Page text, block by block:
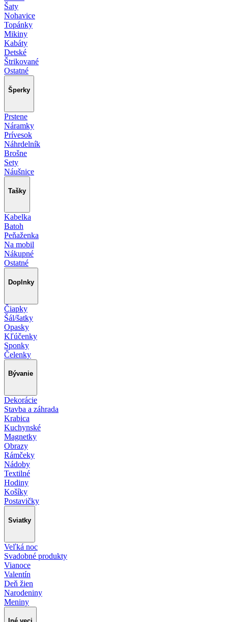
Šaty
Nohavice
Topánky
Mikiny
Kabáty
Detské
Štrikované
Ostatné
Šperky
Prstene
Náramky
Prívesok
Náhrdelník
Brošne
Sety
Náušnice
Tašky
Kabelka
Batoh
Peňaženka
Na mobil
Nákupné
Ostatné
Doplnky
Čiapky
Šál/šatky
Opasky
Kľúčenky
Sponky
Čelenky
Bývanie
Dekorácie
Stavba a záhrada
Krabica
Kuchynské
Magnetky
Obrazy
Rámčeky
Nádoby
Textilné
Hodiny
Košíky
Postavičky
Sviatky
Veľká noc
Svadobné produkty
Vianoce
Valentín
Deň žien
Narodeniny
Meniny